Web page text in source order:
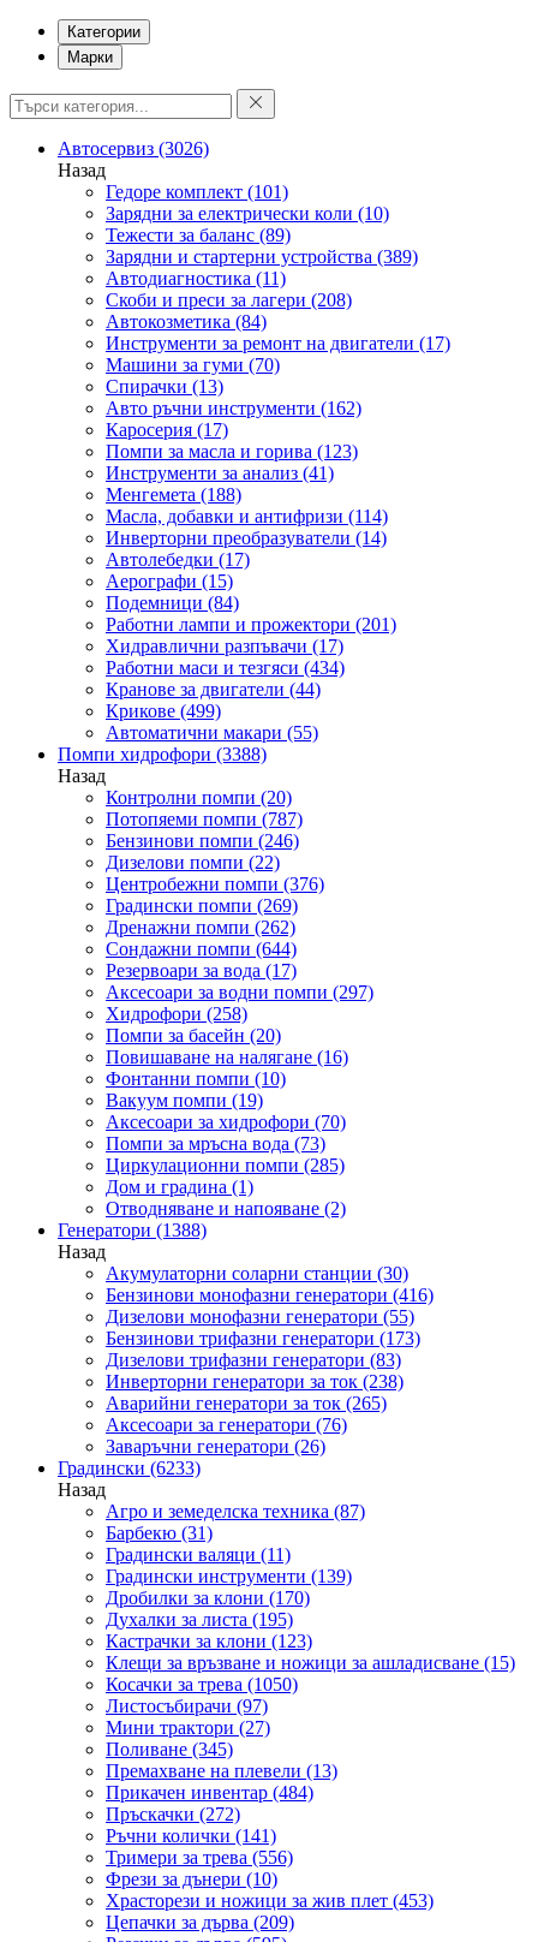
Категории
Марки
Автосервиз (3026)
Назад
Гедоре комплект (101)
Зарядни за електрически коли (10)
Тежести за баланс (89)
Зарядни и стартерни устройства (389)
Автодиагностика (11)
Скоби и преси за лагери (208)
Автокозметика (84)
Инструменти за ремонт на двигатели (17)
Машини за гуми (70)
Спирачки (13)
Авто ръчни инструменти (162)
Каросерия (17)
Помпи за масла и горива (123)
Инструменти за анализ (41)
Менгемета (188)
Масла, добавки и антифризи (114)
Инверторни преобразуватели (14)
Автолебедки (17)
Аерографи (15)
Подемници (84)
Работни лампи и прожектори (201)
Хидравлични разпъвачи (17)
Работни маси и тезгяси (434)
Кранове за двигатели (44)
Крикове (499)
Автоматични макари (55)
Помпи хидрофори (3388)
Назад
Контролни помпи (20)
Потопяеми помпи (787)
Бензинови помпи (246)
Дизелови помпи (22)
Центробежни помпи (376)
Градински помпи (269)
Дренажни помпи (262)
Сондажни помпи (644)
Резервоари за вода (17)
Аксесоари за водни помпи (297)
Хидрофори (258)
Помпи за басейн (20)
Повишаване на налягане (16)
Фонтанни помпи (10)
Вакуум помпи (19)
Аксесоари за хидрофори (70)
Помпи за мръсна вода (73)
Циркулационни помпи (285)
Дом и градина (1)
Отводняване и напояване (2)
Генератори (1388)
Назад
Акумулаторни соларни станции (30)
Бензинови монофазни генератори (416)
Дизелови монофазни генератори (55)
Бензинови трифазни генератори (173)
Дизелови трифазни генератори (83)
Инверторни генератори за ток (238)
Аварийни генератори за ток (265)
Аксесоари за генератори (76)
Заваръчни генератори (26)
Градински (6233)
Назад
Агро и земеделска техника (87)
Барбекю (31)
Градински валяци (11)
Градински инструменти (139)
Дробилки за клони (170)
Духалки за листа (195)
Кастрачки за клони (123)
Клещи за връзване и ножици за ашладисване (15)
Косачки за трева (1050)
Листосъбирачи (97)
Мини трактори (27)
Поливане (345)
Премахване на плевели (13)
Прикачен инвентар (484)
Пръскачки (272)
Ръчни колички (141)
Тримери за трева (556)
Фрези за дънери (10)
Храсторези и ножици за жив плет (453)
Цепачки за дърва (209)